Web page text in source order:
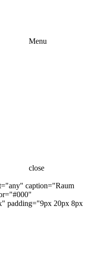
Menu
close
caption="Raum
padding="9px 20px 8px